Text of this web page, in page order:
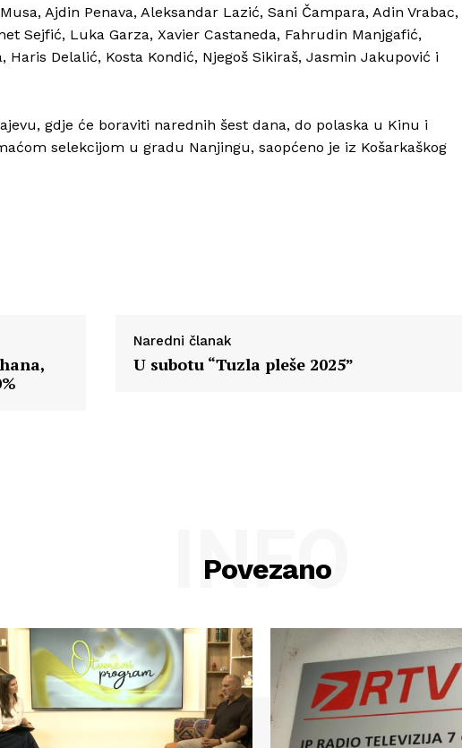
Info
Ajdin Penava, Aleksandar Lazić, Sani Čampara, Adin Vrabac,
Sejfić, Luka Garza, Xavier Castaneda, Fahrudin Manjgafić,
Delalić, Kosta Kondić, Njegoš Sikiraš, Jasmin Jakupović i
gdje će boraviti narednih šest dana, do polaska u Kinu i
selekcijom u gradu Nanjingu, saopćeno je iz Košarkaškog
Naredni članak
U subotu “Tuzla pleše 2025”
Povezano
INFO